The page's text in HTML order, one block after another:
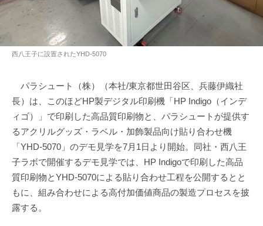
西八王子に設置されたYHD-5070
パラシュート（株）（本社/東京都世田谷区、兵藤伊織社
長）は、このほどHP製デジタル印刷機「HP Indigo（インデ
ィゴ）」で印刷した高品質印刷物と、パラシュートが提供す
るアクリルグッズ・ラベル・加飾製品向け貼り合わせ機
「YHD-5070」のデモ見学を7月1日より開始。同社・西八王
子ラボで開催するデモ見学では、HP Indigoで印刷した高品
質印刷物とYHD-5070による貼り合わせ工程を公開するとと
もに、組み合わせによる高付加価値商品の製造プロセスを披
露する。